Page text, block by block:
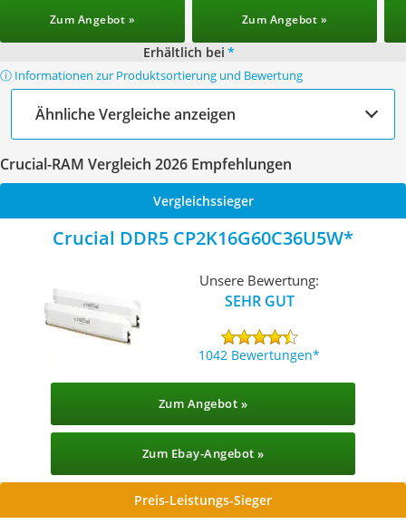
Zum Angebot » Zum Angebot »
Erhältlich bei *
ⓘ Informationen zur Produktsortierung und Bewertung
Ähnliche Vergleiche anzeigen
Crucial-RAM Vergleich 2026 Empfehlungen
Vergleichssieger
Crucial DDR5 CP2K16G60C36U5W
Unsere Bewertung:
SEHR GUT
1042 Bewertungen
Zum Angebot »
Zum Ebay-Angebot »
Preis-Leistungs-Sieger